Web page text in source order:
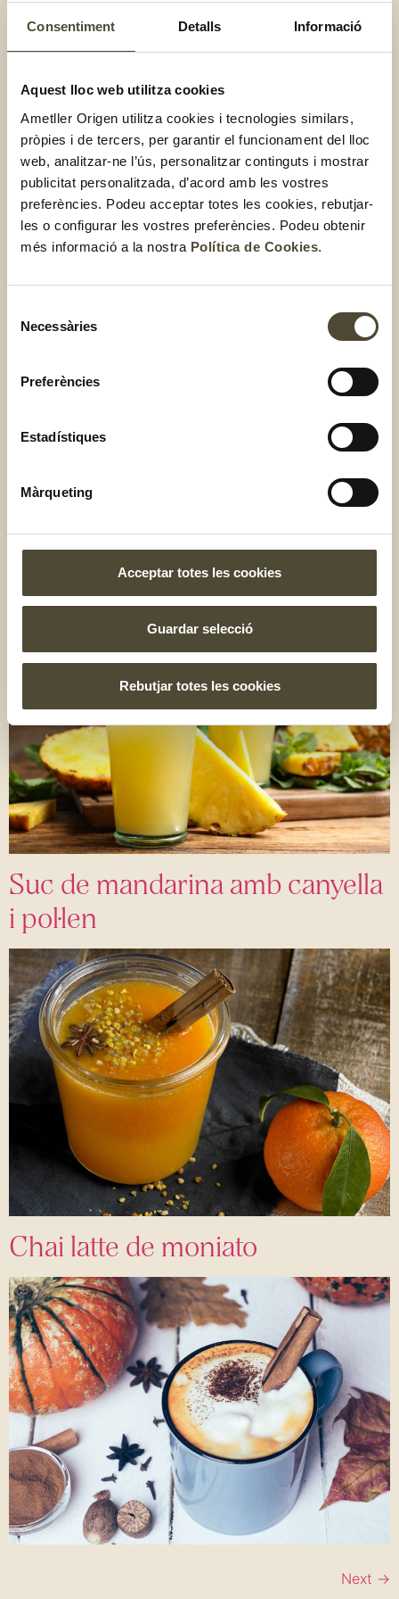
Consentiment Detalls Informació
Aquest lloc web utilitza cookies
Ametller Origen utilitza cookies i tecnologies similars,
pròpies i de tercers, per garantir el funcionament del lloc
web, analitzar-ne l’ús, personalitzar continguts i mostrar
publicitat personalitzada, d’acord amb les vostres
preferències. Podeu acceptar totes les cookies, rebutjar-
les o configurar les vostres preferències. Podeu obtenir
més informació a la nostra Política de Cookies.
Necessàries
Preferències
Estadístiques
Màrqueting
Acceptar totes les cookies
Guardar selecció
Rebutjar totes les cookies
Mocktail de maduixes, aranja i
poma amb menta
Mocktail de pinya amb aigua de
coco i llima
Suc de mandarina amb canyella
i pol·len
Chai latte de moniato
Next →